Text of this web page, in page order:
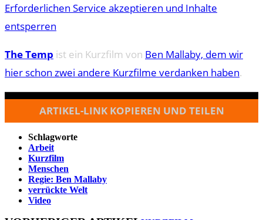
Erforderlichen Service akzeptieren und Inhalte
entsperren
The Temp ist ein Kurzfilm von Ben Mallaby, dem wir
hier schon zwei andere Kurzfilme verdanken haben.
ARTIKEL-LINK KOPIEREN UND TEILEN
Schlagworte
Arbeit
Kurzfilm
Menschen
Regie: Ben Mallaby
verrückte Welt
Video